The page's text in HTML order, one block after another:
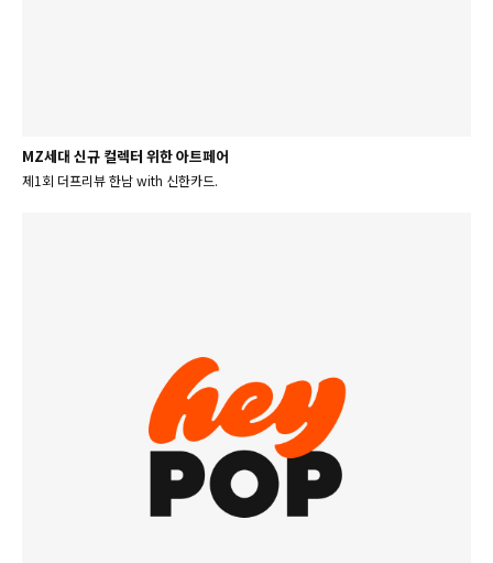
MZ세대 신규 컬렉터 위한 아트페어
제1회 더프리뷰 한남 with 신한카드.